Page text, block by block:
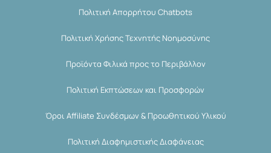
Πολιτική Απορρήτου Chatbots
Πολιτική Χρήσης Τεχνητής Νοημοσύνης
Προϊόντα Φιλικά προς το Περιβάλλον
Πολιτική Εκπτώσεων και Προσφορών
Όροι Affiliate Συνδέσμων & Προωθητικού Υλικού
Πολιτική Διαφημιστικής Διαφάνειας